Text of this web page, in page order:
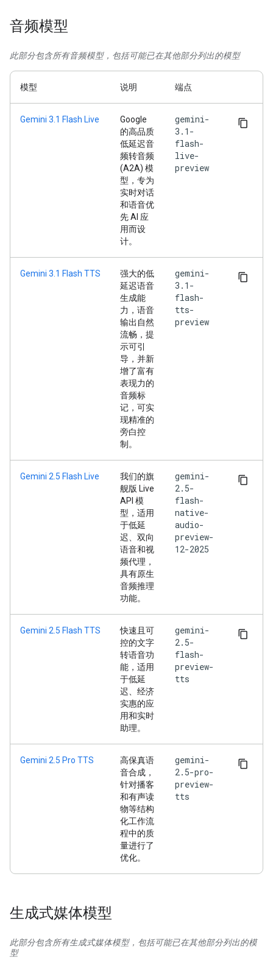
音频模型
此部分包含所有音频模型，包括可能已在其他部分列出的模型
模型 说明 端点
Gemini 3.1 Flash Live
Google
的高品质
低延迟音
频转音频
(A2A) 模
型，专为
实时对话
和语音优
先 AI 应
用而设
计。
gemini-
3.1-
flash-
live-
preview
Gemini 3.1 Flash TTS
强大的低
延迟语音
生成能
力，语音
输出自然
流畅，提
示可引
导，并新
增了富有
表现力的
音频标
记，可实
现精准的
旁白控
制。
gemini-
3.1-
flash-
tts-
preview
Gemini 2.5 Flash Live
我们的旗
舰版 Live
API 模
型，适用
于低延
迟、双向
语音和视
频代理，
具有原生
音频推理
功能。
gemini-
2.5-
flash-
native-
audio-
preview-
12-2025
Gemini 2.5 Flash TTS
快速且可
控的文字
转语音功
能，适用
于低延
迟、经济
实惠的应
用和实时
助理。
gemini-
2.5-
flash-
preview-
tts
Gemini 2.5 Pro TTS
高保真语
音合成，
针对播客
和有声读
物等结构
化工作流
程中的质
量进行了
优化。
gemini-
2.5-pro-
preview-
tts
生成式媒体模型
此部分包含所有生成式媒体模型，包括可能已在其他部分列出的模
型